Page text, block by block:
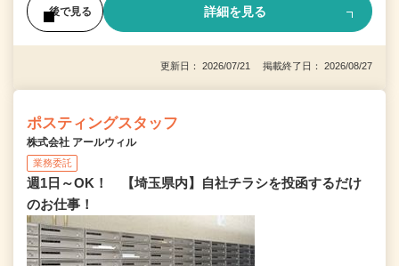
後で見る 詳細を見る
更新日： 2026/07/21 掲載終了日： 2026/08/27
ポスティングスタッフ
株式会社 アールウィル
業務委託
週1日～OK！ 【埼玉県内】自社チラシを投函するだけ
のお仕事！